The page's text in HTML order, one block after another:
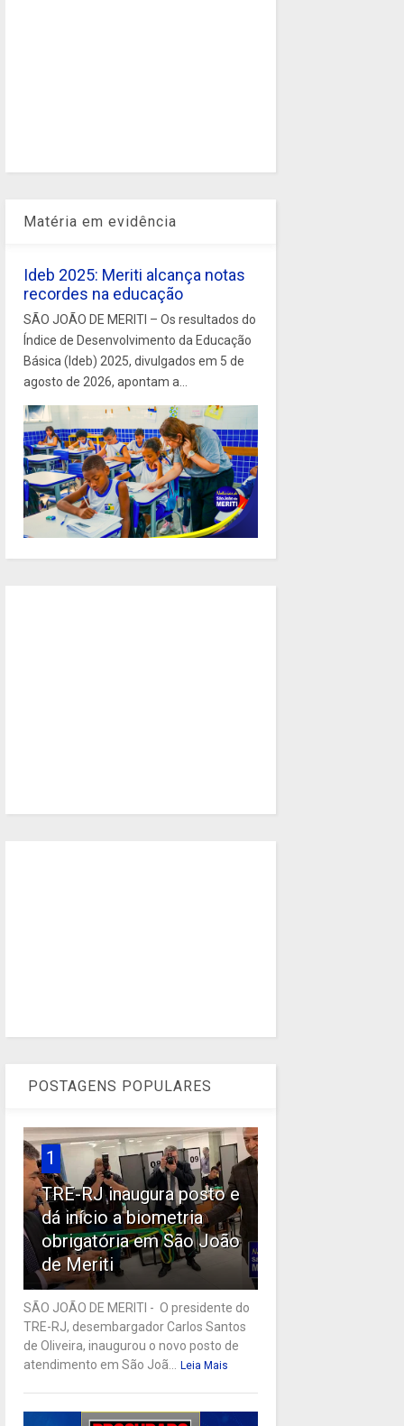
Matéria em evidência
Ideb 2025: Meriti alcança notas
recordes na educação
SÃO JOÃO DE MERITI – Os resultados do
Índice de Desenvolvimento da Educação
Básica (Ideb) 2025, divulgados em 5 de
agosto de 2026, apontam a...
POSTAGENS POPULARES
1
TRE-RJ inaugura posto e
dá início a biometria
obrigatória em São João
de Meriti
SÃO JOÃO DE MERITI - O presidente do
TRE-RJ, desembargador Carlos Santos
de Oliveira, inaugurou o novo posto de
atendimento em São Joã...
Leia Mais